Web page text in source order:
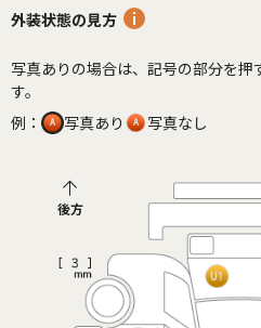
外装状態の見方
写真ありの場合は、記号の部分を押
す。
例：
写真あり 写真なし
後方